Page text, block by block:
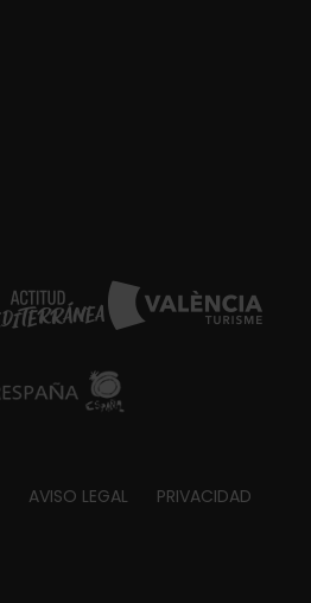
AVISO LEGAL PRIVACIDAD